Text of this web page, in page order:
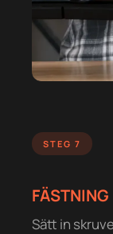
STEG 7
FÄSTNING
Sätt in